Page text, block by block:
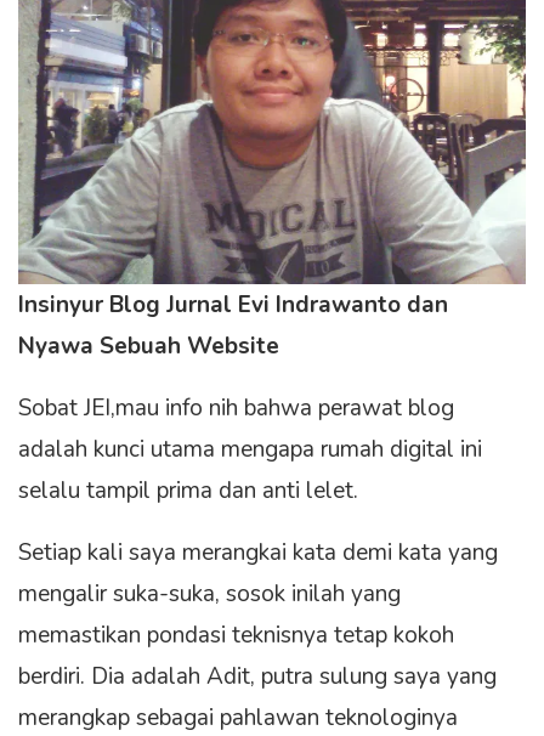
Insinyur Blog Jurnal Evi Indrawanto dan
Nyawa Sebuah Website
Sobat JEI,mau info nih bahwa perawat blog
adalah kunci utama mengapa rumah digital ini
selalu tampil prima dan anti lelet.
Setiap kali saya merangkai kata demi kata yang
mengalir suka-suka, sosok inilah yang
memastikan pondasi teknisnya tetap kokoh
berdiri. Dia adalah Adit, putra sulung saya yang
merangkap sebagai pahlawan teknologinya